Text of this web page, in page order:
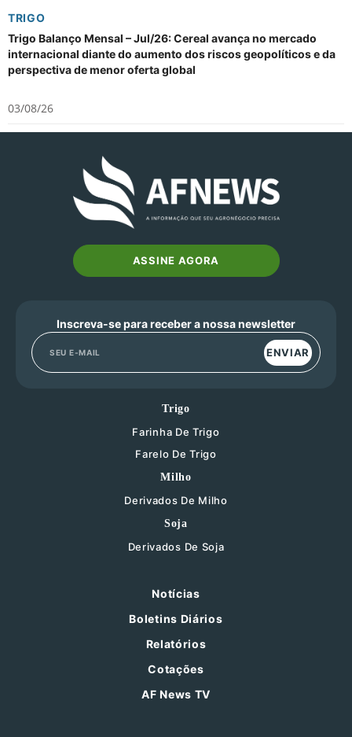
TRIGO
Trigo Balanço Mensal – Jul/26: Cereal avança no mercado
internacional diante do aumento dos riscos geopolíticos e da
perspectiva de menor oferta global
03/08/26
ASSINE AGORA
Inscreva-se para receber a nossa newsletter
ENVIAR
Trigo
Farinha De Trigo
Farelo De Trigo
Milho
Derivados De Milho
Soja
Derivados De Soja
Notícias
Boletins Diários
Relatórios
Cotações
AF News TV